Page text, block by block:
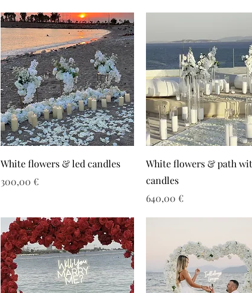
White flowers & led candles
Τιμή
300,00 €
White flowers & path
candles
Τιμή
640,00 €